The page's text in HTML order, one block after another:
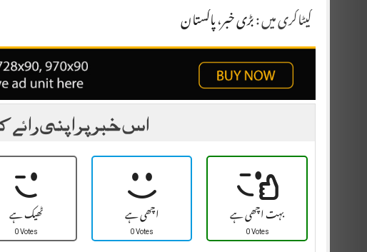
کیٹاگری میں :بڑی خبر،پاکستان
اس خبر پر اپنی رائے
ٹھیک ہے
0 Votes اچھی ہے
0 Votes بہت اچھی ہے
0 Votes